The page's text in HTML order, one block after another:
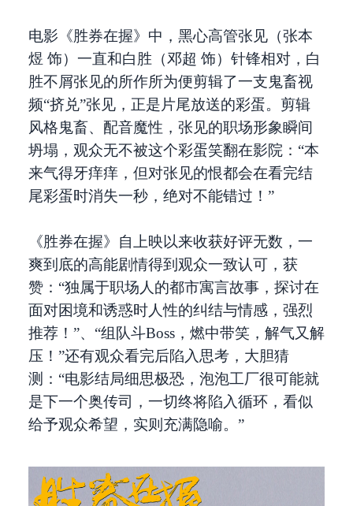
电影《胜券在握》中，黑心高管张见（张本
煜 饰）一直和白胜（邓超 饰）针锋相对，白
胜不屑张见的所作所为便剪辑了一支鬼畜视
频“挤兑”张见，正是片尾放送的彩蛋。剪辑
风格鬼畜、配音魔性，张见的职场形象瞬间
坍塌，观众无不被这个彩蛋笑翻在影院：“本
来气得牙痒痒，但对张见的恨都会在看完结
尾彩蛋时消失一秒，绝对不能错过！”
《胜券在握》自上映以来收获好评无数，一
爽到底的高能剧情得到观众一致认可，获
赞：“独属于职场人的都市寓言故事，探讨在
面对困境和诱惑时人性的纠结与情感，强烈
推荐！”、“组队斗Boss，燃中带笑，解气又解
压！”还有观众看完后陷入思考，大胆猜
测：“电影结局细思极恐，泡泡工厂很可能就
是下一个奥传司，一切终将陷入循环，看似
给予观众希望，实则充满隐喻。”